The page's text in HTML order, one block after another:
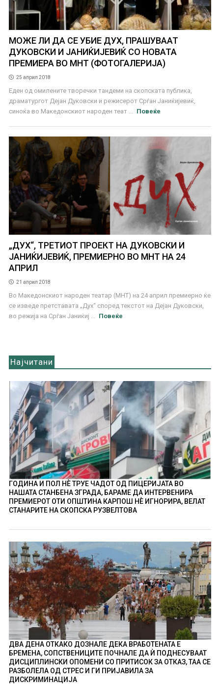
МОЖЕ ЛИ ДА СЕ УБИЕ ДУХ, ПРАШУВААТ
ДУКОВСКИ И ЈАНИЌИЈЕВИЌ СО НОВАТА
ПРЕМИЕРА ВО МНТ (ФОТОГАЛЕРИЈА)
25 април 2018
Еден од омилените творечки тандеми на скопската публика,
драматургот Дејан Дуковски и режисерот Срѓан Јаниќијевиќ,
синоќа во Македонскиот народен теат ...
Повеќе
„ДУХ“, ТРЕТИОТ ПРОЕКТ НА ДУКОВСКИ И
ЈАНИЌИЈЕВИЌ, ПРЕМИЕРНО ВО МНТ НА 24
АПРИЛ
21 април 2018
Во Македонскиот народен театар (МНТ) на 24 април премиерно ќе
се изведе претставата „Дух“ според текстот на Дејан Дуковски,
во режија на Срѓан Јаниќиј ...
Повеќе
Најчитани
ГОДИНА И ПОЛ НÈ ТРУЕ ЧАДОТ ОД ПИЦЕРИЈАТА ВО
НАШАТА СТАНБЕНА ЗГРАДА, БАРАМЕ ДА ИНТЕРВЕНИРА
ПРЕМИЕРОТ ОТИ ОПШТИНА КАРПОШ НÈ ИГНОРИРА, ВЕЛАТ
СТАНАРИТЕ НА СКОПСКА РУЗВЕЛТОВА
ДВА ДЕНА ОТКАКО ДОЗНАЛЕ ДЕКА ВРАБОТЕНАТА Е
БРЕМЕНА, СОПСТВЕНИЦИТЕ ПОЧНАЛЕ ДА Ѝ ПОДНЕСУВААТ
ДИСЦИПЛИНСКИ ОПОМЕНИ СО ПРИТИСОК ЗА ОТКАЗ, ТАА СЕ
РАЗБОЛЕЛА ОД СТРЕС И ГИ ПРИЈАВИЛА ЗА
ДИСКРИМИНАЦИЈА